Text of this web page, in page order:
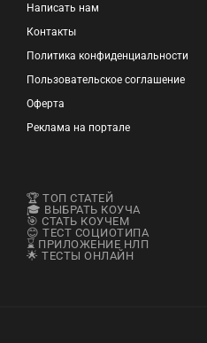
Написать нам
Контакты
Политика конфиденциальности
Пользовательское соглашение
Оферта
Реклама на портале
🏆 ТОП СТАТЕЙ
🎓 ВЫБРАТЬ КОУЧА
🎯 СТАТЬ КОУЧЕМ
😊 ТЕСТ СОЦИОТИПА
⌛ ПРИЛОЖЕНИЕ НЛП
🌟 ТЕСТЫ ОНЛАЙН